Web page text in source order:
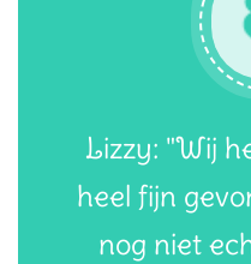
Lizzy: "Wij
heel fijn
nog niet